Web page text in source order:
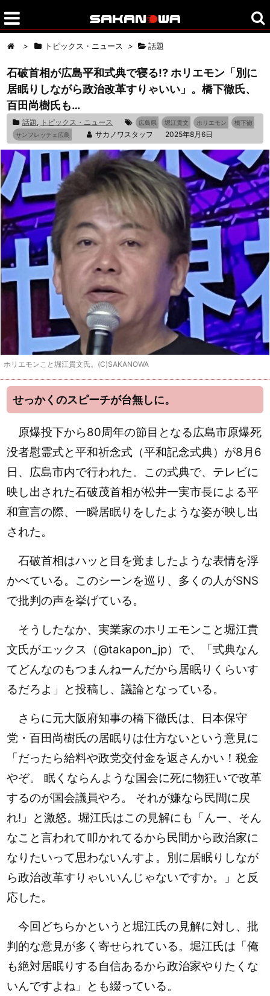
> トピックス・ニュース > 話題
石破首相が広島平和式典で寝る!? ホリエモン「別に
居眠りしながら政治改革すりゃいい」。橋下徹氏、
百田尚樹氏も…
話題, トピックス・ニュース 広島県 堀江貴文 ホリエモン
橋下徹
サンフレッチェ広島
サカノワスタッフ 2025年8月6日
ホリエモンこと堀江貴文氏。(C)SAKANOWA
せっかくのスピーチが台無しに。
原爆投下から80周年の節目となる広島市原爆死
没者慰霊式と平和祈念式（平和記念式典）が8月6
日、広島市内で行われた。この式典で、テレビに
映し出された石破茂首相が松井一実市長による平
和宣言の際、一瞬居眠りをしたような姿が映し出
された。
石破首相はハッと目を覚ましたような表情を浮
かべている。このシーンを巡り、多くの人がSNS
で批判の声を挙げている。
そうしたなか、実業家のホリエモンこと堀江貴
文氏がエックス（@takapon_jp）で、「式典なん
てどんなのもつまんねーんだから居眠りくらいす
るだろよ」と投稿し、議論となっている。
さらに元大阪府知事の橋下徹氏は、日本保守
党・百田尚樹氏の居眠りは仕方ないという意見に
「だったら給料や政党交付金を返さんかい！税金
やぞ。 眠くならんような国会に死に物狂いで改革
するのが国会議員やろ。 それが嫌なら民間に戻
れ!」と激怒。堀江氏はこの見解にも「んー、そん
なこと言われて叩かれてるから民間から政治家に
なりたいって思わないんすよ。別に居眠りしなが
ら政治改革すりゃいいんじゃないですか。」と反
応した。
今回どちらかというと堀江氏の見解に対し、批
判的な意見が多く寄せられている。 堀江氏は「俺
も絶対居眠りする自信あるから政治家やりたくな
いんですよね」とも綴っている。